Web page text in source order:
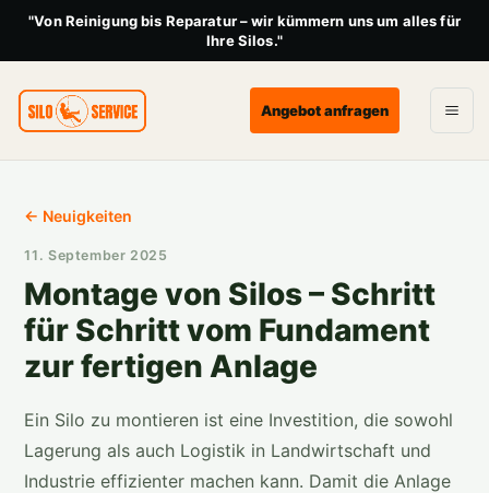
"Von Reinigung bis Reparatur – wir kümmern uns um alles für
Ihre Silos."
Angebot anfragen
← Neuigkeiten
11. September 2025
Montage von Silos – Schritt
für Schritt vom Fundament
zur fertigen Anlage
Ein Silo zu montieren ist eine Investition, die sowohl
Lagerung als auch Logistik in Landwirtschaft und
Industrie effizienter machen kann. Damit die Anlage